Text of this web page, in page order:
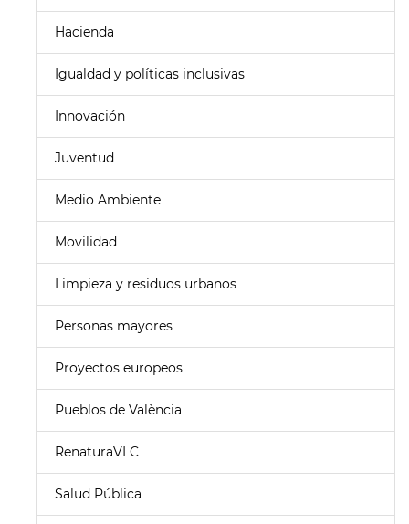
Hacienda
Igualdad y políticas inclusivas
Innovación
Juventud
Medio Ambiente
Movilidad
Limpieza y residuos urbanos
Personas mayores
Proyectos europeos
Pueblos de València
RenaturaVLC
Salud Pública